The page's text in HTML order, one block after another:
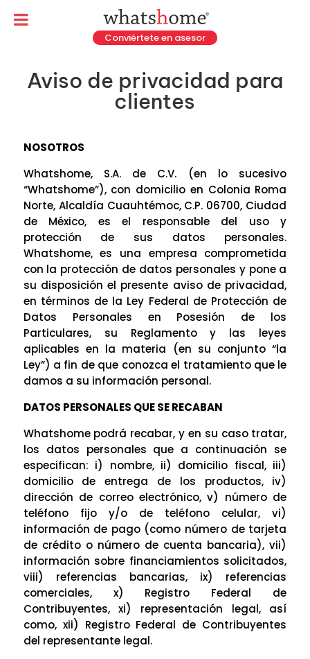
Conviértete en asesor
Aviso de privacidad para
clientes
NOSOTROS
Whatshome, S.A. de C.V. (en lo sucesivo
“Whatshome”), con domicilio en Colonia Roma
Norte, Alcaldía Cuauhtémoc, C.P. 06700, Ciudad
de México, es el responsable del uso y
protección de sus datos personales.
Whatshome, es una empresa comprometida
con la protección de datos personales y pone a
su disposición el presente aviso de privacidad,
en términos de la Ley Federal de Protección de
Datos Personales en Posesión de los
Particulares, su Reglamento y las leyes
aplicables en la materia (en su conjunto “la
Ley”) a fin de que conozca el tratamiento que le
damos a su información personal.
DATOS PERSONALES QUE SE RECABAN
Whatshome podrá recabar, y en su caso tratar,
los datos personales que a continuación se
especifican: i) nombre, ii) domicilio fiscal, iii)
domicilio de entrega de los productos, iv)
dirección de correo electrónico, v) número de
teléfono fijo y/o de teléfono celular, vi)
información de pago (como número de tarjeta
de crédito o número de cuenta bancaria), vii)
información sobre financiamientos solicitados,
viii) referencias bancarias, ix) referencias
comerciales, x) Registro Federal de
Contribuyentes, xi) representación legal, así
como, xii) Registro Federal de Contribuyentes
del representante legal.